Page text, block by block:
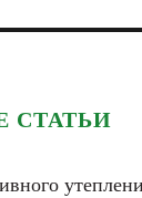
СТАТЬИ